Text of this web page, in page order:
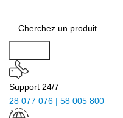
Support 24/7
28 077 076 | 58 005 800